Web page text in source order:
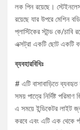
লক পিন রয়েছে। স্টেইনলেস
রয়েছে যার উপরে মেশিন
প্লাস্টিকের স্টান্ড কে/
এক্সট্রা একটি ছোট একটি
ব্যবহারবিধিঃ
# এটি বাসাবাড়িতে
সময় পাত্রে নির্দিষ্ট
এ সময়ে ইন্ডিকেটর লাইট
করবে এবং এটি এক থেকে